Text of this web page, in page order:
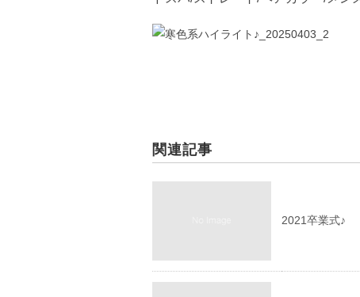
関連記事
2021卒業式♪